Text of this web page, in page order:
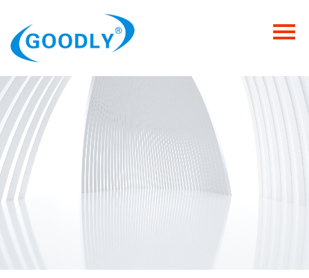
Продукция
ОТРАСЛИ
Категория
Новости
Контакты